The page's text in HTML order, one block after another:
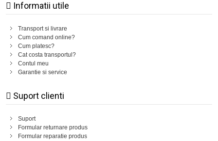
Informatii utile
Transport si livrare
Cum comand online?
Cum platesc?
Cat costa transportul?
Contul meu
Garantie si service
Suport clienti
Suport
Formular returnare produs
Formular reparatie produs